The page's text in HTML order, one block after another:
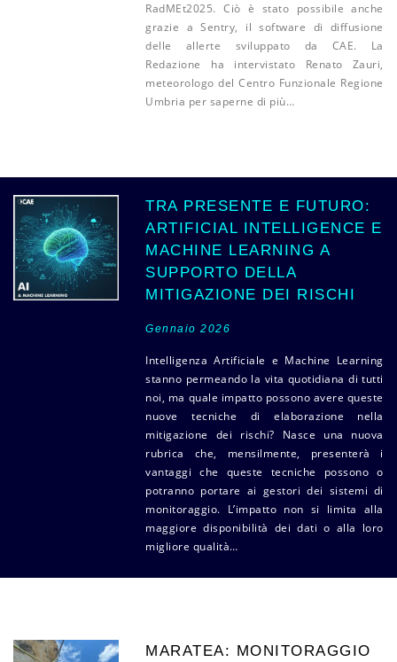
RadMEt2025. Ciò è stato possibile anche
grazie a Sentry, il software di diffusione
delle allerte sviluppato da CAE. La
Redazione ha intervistato Renato Zauri,
meteorologo del Centro Funzionale Regione
Umbria per saperne di più…
TRA PRESENTE E FUTURO:
ARTIFICIAL INTELLIGENCE E
MACHINE LEARNING A
SUPPORTO DELLA
MITIGAZIONE DEI RISCHI
Gennaio 2026
Intelligenza Artificiale e Machine Learning
stanno permeando la vita quotidiana di tutti
noi, ma quale impatto possono avere queste
nuove tecniche di elaborazione nella
mitigazione dei rischi? Nasce una nuova
rubrica che, mensilmente, presenterà i
vantaggi che queste tecniche possono o
potranno portare ai gestori dei sistemi di
monitoraggio. L’impatto non si limita alla
maggiore disponibilità dei dati o alla loro
migliore qualità…
MARATEA: MONITORAGGIO